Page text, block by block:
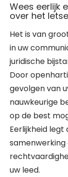
Wees eerlijk
over het
Het is van
in uw
juridische
Door
gevolgen van
nauwkeurige
op de best
Eerlijkheid
uw leed.